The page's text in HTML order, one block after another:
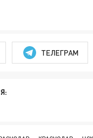
ТЕЛЕГРАМ